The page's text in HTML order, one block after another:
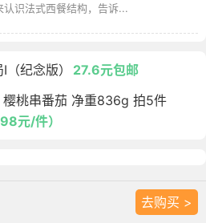
认识法式西餐结构，告诉...
纪念版）
27.6元包邮
樱桃串番茄 净重836g 拍5件
元/件）
去购买 >